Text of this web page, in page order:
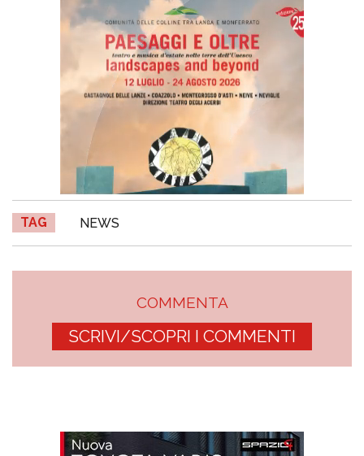
TAG NEWS
COMMENTA
SCRIVI/SCOPRI I COMMENTI